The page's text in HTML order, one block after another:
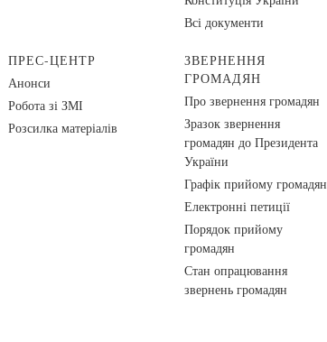
Всі документи
ПРЕС-ЦЕНТР
Анонси
Робота зі ЗМІ
Розсилка матеріалів
ЗВЕРНЕННЯ
ГРОМАДЯН
Про звернення громадян
Зразок звернення
громадян до Президента
України
Графік прийому громадян
Електронні петиції
Порядок прийому
громадян
Стан опрацювання
звернень громадян